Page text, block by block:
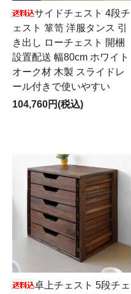
サイドチェスト 4段チ
ェスト 箪笥 洋服タンス 引
き出し ローチェスト 開梱
設置配送 幅80cm ホワイト
オーク材 木製 スライドレ
ール付きで使いやすい
104,760円(税込)
卓上チェスト 5段チェ